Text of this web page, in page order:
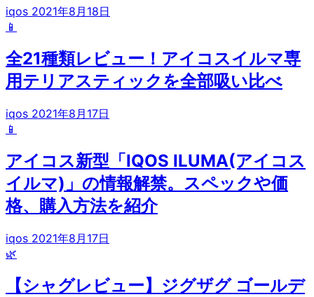
iqos 2021年8月18日
📱
全21種類レビュー！アイコスイルマ専
用テリアスティックを全部吸い比べ
iqos 2021年8月17日
📱
アイコス新型「IQOS ILUMA(アイコス
イルマ)」の情報解禁。スペックや価
格、購入方法を紹介
iqos 2021年8月17日
🌿
【シャグレビュー】ジグザグ ゴールデ